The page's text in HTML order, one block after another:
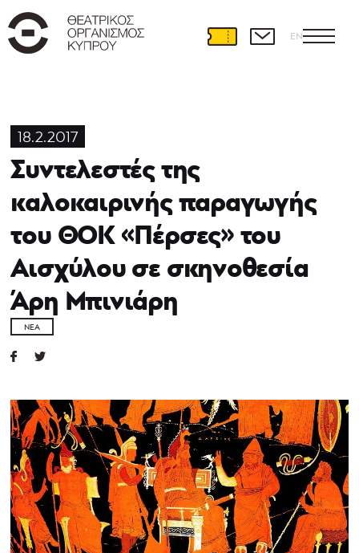
EN
18.2.2017
Συντελεστές της
καλοκαιρινής παραγωγής
του ΘΟΚ «Πέρσες» του
Αισχύλου σε σκηνοθεσία
Άρη Μπινιάρη
ΝΈΑ